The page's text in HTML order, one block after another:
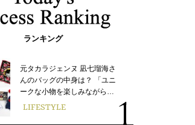
ランキング
元タカラジェンヌ 凪七瑠海さ
んのバッグの中身は？ 「ユニ
ークな小物を楽しみながら…
LIFESTYLE